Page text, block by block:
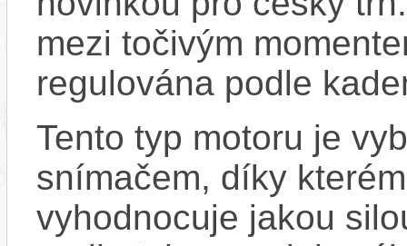
mezi točivým
regulována podle
Tento typ motoru je
snímačem, díky
vyhodnocuje jakou